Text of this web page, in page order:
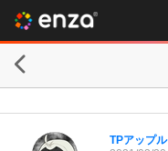
TPアップル